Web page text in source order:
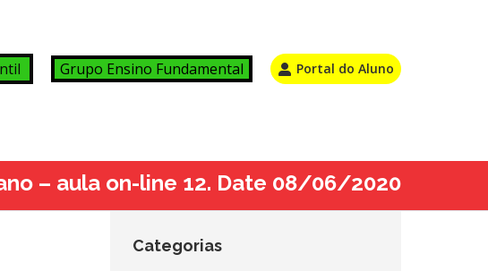
Grupo Ensino Fundamental Portal do Aluno
– aula on-line 12. Date 08/06/2020
Categorias